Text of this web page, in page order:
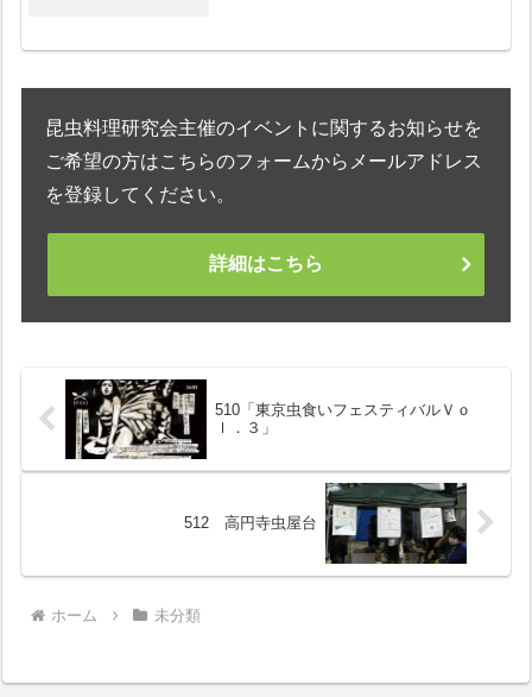
た。参加された皆さんお疲れさま。
昆虫料理研究会主催のイベントに関するお知らせを
ご希望の方はこちらのフォームからメールアドレス
を登録してください。
詳細はこちら
510「東京虫食いフェスティバルＶｏ
ｌ．３」
512 高円寺虫屋台
ホーム 未分類